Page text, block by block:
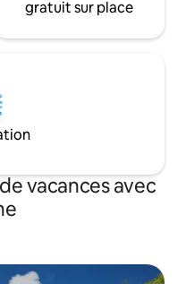
gratuit sur place
vacances avec